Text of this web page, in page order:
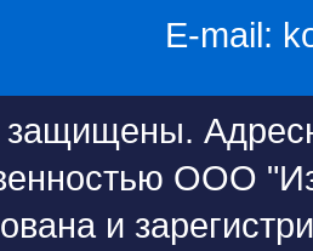
E-mail:
защищены.
ООО
и